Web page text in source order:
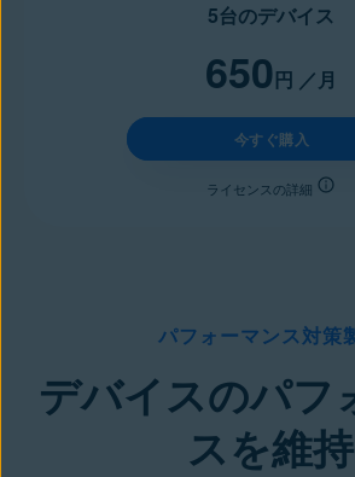
5台のデバイス
650円 ／月
今すぐ購入
ライセンスの詳細
パフォーマンス対策
デバイスのパフ
スを維持